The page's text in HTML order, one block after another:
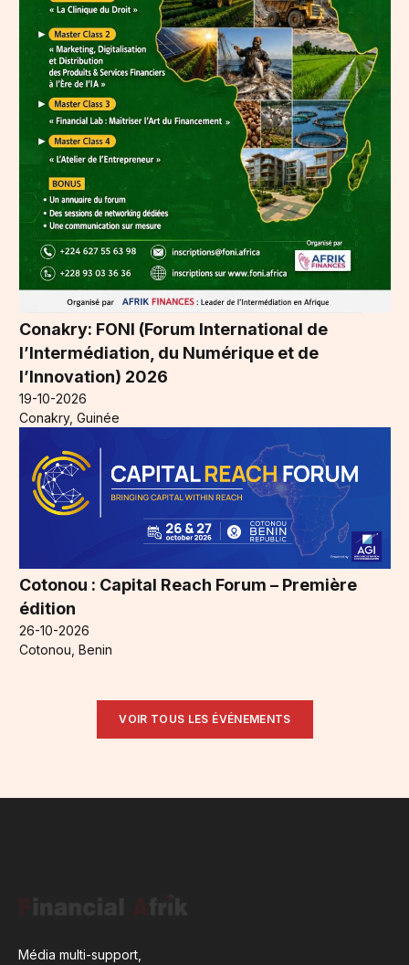
Conakry: FONI (Forum International de
l’Intermédiation, du Numérique et de
l’Innovation) 2026
19-10-2026
Conakry, Guinée
Cotonou : Capital Reach Forum – Première
édition
26-10-2026
Cotonou, Benin
VOIR TOUS LES ÉVÉNEMENTS
Média multi-support,